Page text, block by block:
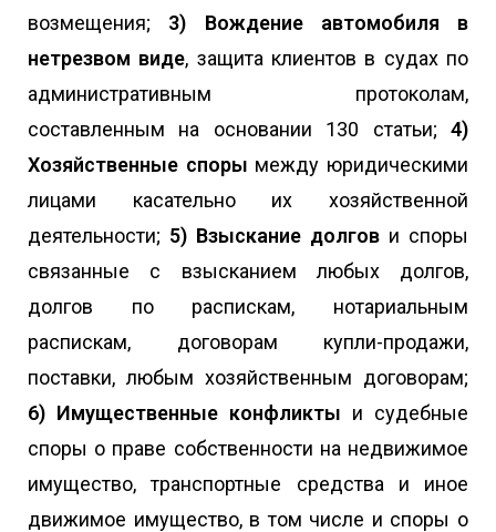
возмещения; 3) Вождение автомобиля в
нетрезвом виде, защита клиентов в судах по
административным протоколам,
составленным на основании 130 статьи; 4)
Хозяйственные споры между юридическими
лицами касательно их хозяйственной
деятельности; 5) Взыскание долгов и споры
связанные с взысканием любых долгов,
долгов по распискам, нотариальным
распискам, договорам купли-продажи,
поставки, любым хозяйственным договорам;
6) Имущественные конфликты и судебные
споры о праве собственности на недвижимое
имущество, транспортные средства и иное
движимое имущество, в том числе и споры о